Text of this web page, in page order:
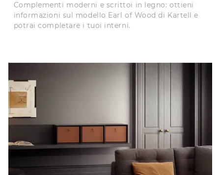
Complementi moderni e scrittoi in legno: ottieni
informazioni sul modello Earl of Wood di Kartell e
potrai completare i tuoi interni.